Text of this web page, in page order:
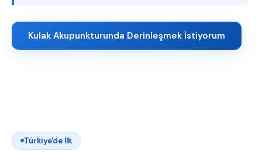
Kulak Akupunkturunda Derinleşmek İstiyorum
Türkiye'de İlk